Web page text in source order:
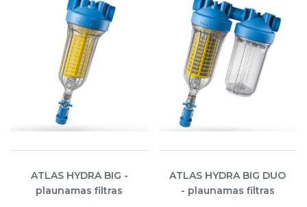
ATLAS HYDRA BIG -
plaunamas filtras
ATLAS HYDRA BIG DUO
- plaunamas filtras